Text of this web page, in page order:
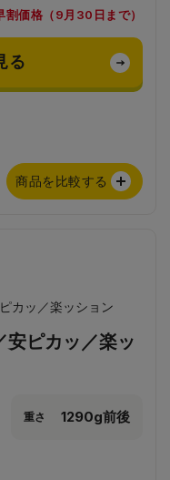
割価格（9月30日まで）
る
商品を比較する
安ピカッ／楽ッ
重さ 1290g前後